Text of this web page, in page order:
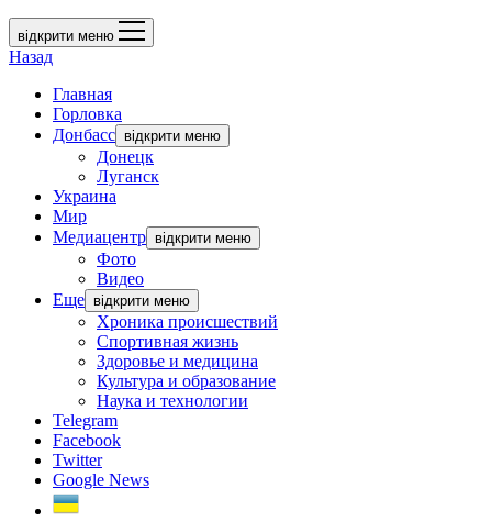
відкрити меню
Назад
Главная
Горловка
Донбасс відкрити меню
Донецк
Луганск
Украина
Мир
Медиацентр відкрити меню
Фото
Видео
Еще відкрити меню
Хроника происшествий
Спортивная жизнь
Здоровье и медицина
Культура и образование
Наука и технологии
Telegram
Facebook
Twitter
Google News